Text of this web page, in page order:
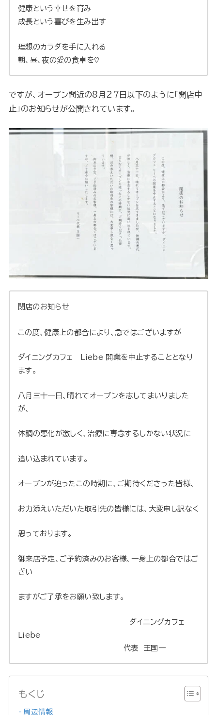
健康という幸せを育み
成長という喜びを生み出す
理想のカラダを手に入れる
朝、昼、夜の愛の食卓を♡
ですが、オープン間近の8月27日以下のように「開店中
止」のお知らせが公開されています。
閉店のお知らせ
この度、健康上の都合により、急ではございますが
ダイニングカフェ Liebe 開業を中止することとなり
ます。
八月三十一日、晴れてオープンを志してまいりました
が、
体調の悪化が激しく、治療に専念するしかない状況に
追い込まれています。
オープンが迫ったこの時期に、ご期待くださった皆様、
お力添えいただいた取引先の皆様には、大変申し訳なく
思っております。
御来店予定、ご予約済みのお客様、一身上の都合ではご
ざい
ますがご了承をお願い致します。
ダイニングカフェ
Liebe
代表 王国一
もくじ
周辺情報